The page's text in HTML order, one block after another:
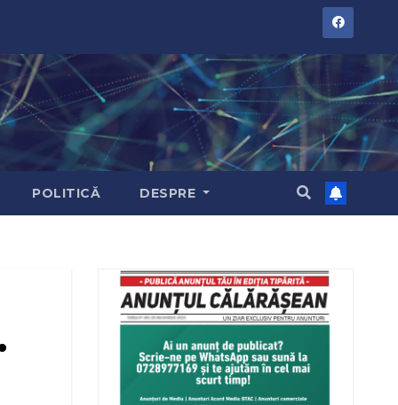
POLITICĂ DESPRE